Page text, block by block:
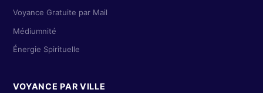
Voyance Gratuite par Mail
Médiumnité
Énergie Spirituelle
VOYANCE PAR VILLE